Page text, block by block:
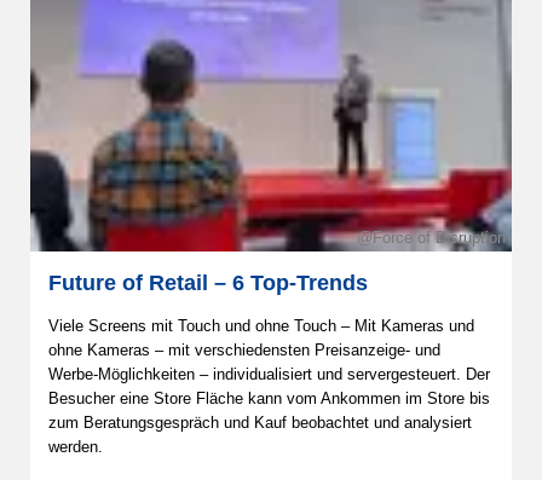
@Force of Disruption
Future of Retail – 6 Top-Trends
Viele Screens mit Touch und ohne Touch – Mit Kameras und
ohne Kameras – mit verschiedensten Preisanzeige- und
Werbe-Möglichkeiten – individualisiert und servergesteuert. Der
Besucher eine Store Fläche kann vom Ankommen im Store bis
zum Beratungsgespräch und Kauf beobachtet und analysiert
werden.